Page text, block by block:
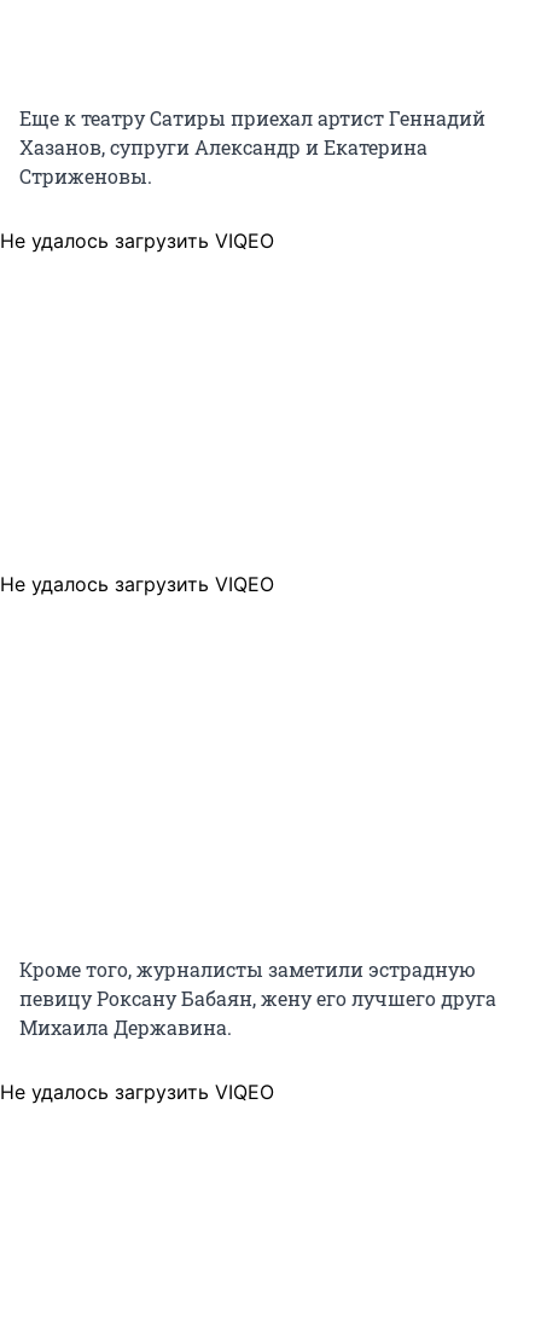
Еще к театру Сатиры приехал артист Геннадий
Хазанов, супруги Александр и Екатерина
Стриженовы.
Не удалось загрузить VIQEO
Не удалось загрузить VIQEO
Кроме того, журналисты заметили эстрадную
певицу Роксану Бабаян, жену его лучшего друга
Михаила Державина.
Не удалось загрузить VIQEO